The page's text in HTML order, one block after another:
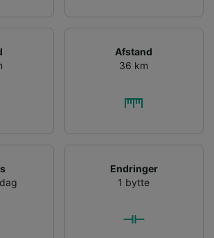
Afstand
36 km
Endringer
1 bytte